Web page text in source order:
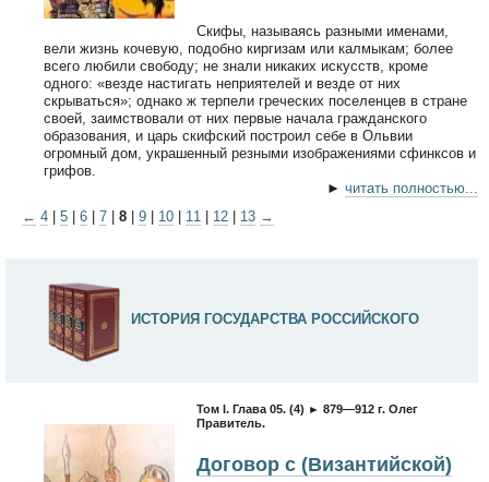
Скифы, называясь разными именами,
вели жизнь кочевую, подобно киргизам или калмыкам; более
всего любили свободу; не знали никаких искусств, кроме
одного: «везде настигать неприятелей и везде от них
скрываться»; однако ж терпели греческих поселенцев в стране
своей, заимствовали от них первые начала гражданского
образования, и царь скифский построил себе в Ольвии
огромный дом, украшенный резными изображениями сфинксов и
грифов.
► читать полностью...
← 4 | 5 | 6 | 7 | 8 | 9 | 10 | 11 | 12 | 13 →
ИСТОРИЯ ГОСУДАРСТВА РОССИЙСКОГО
Том I. Глава 05. (4) ► 879—912 г. Олег
Правитель.
Договор с (Византийской)